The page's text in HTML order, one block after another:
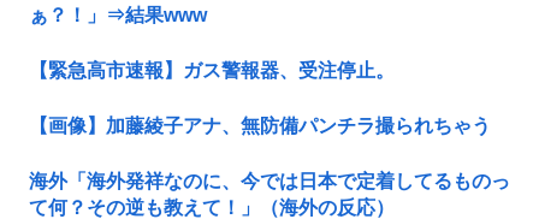
ぁ？！」⇒結果www
【緊急高市速報】ガス警報器、受注停止。
【画像】加藤綾子アナ、無防備パンチラ撮られちゃう
海外「海外発祥なのに、今では日本で定着してるものっ
て何？その逆も教えて！」（海外の反応）